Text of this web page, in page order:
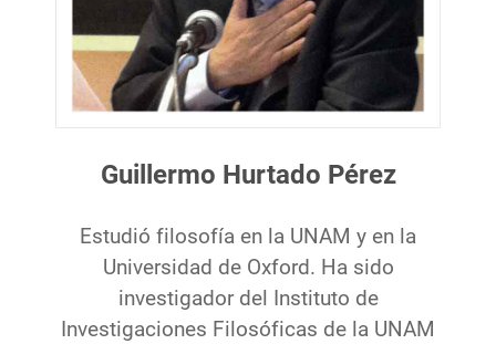
Guillermo Hurtado Pérez
Estudió filosofía en la UNAM y en la
Universidad de Oxford. Ha sido
investigador del Instituto de
Investigaciones Filosóficas de la UNAM